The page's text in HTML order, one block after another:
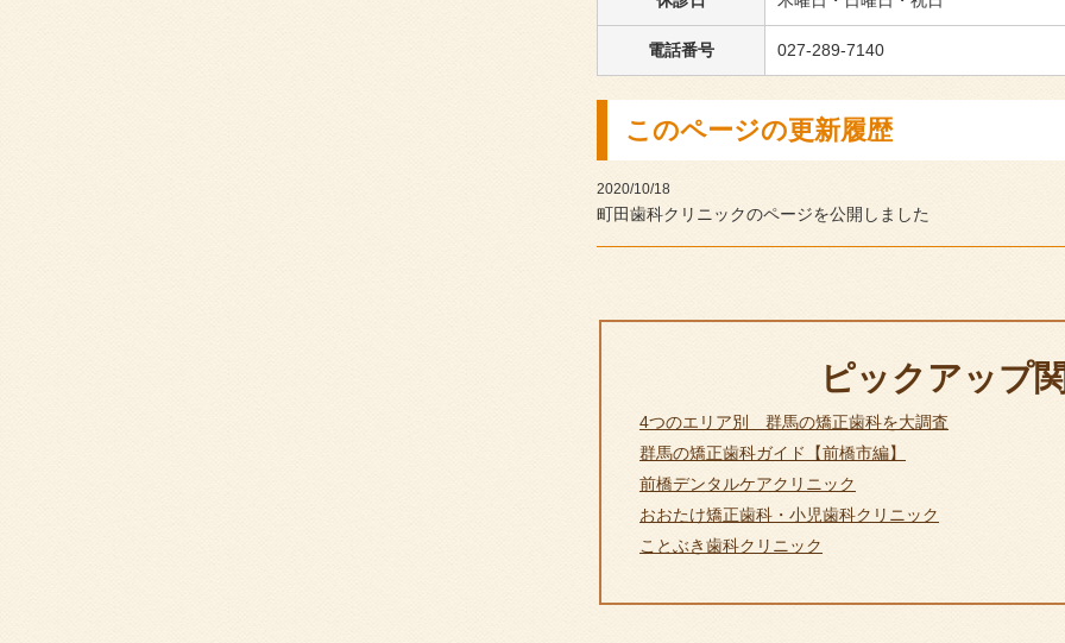
電話番号 027-289-7140
このページの更新履歴
2020/10/18
町田歯科クリニックのページを公開しました
ピックアップ
4つのエリア別 群馬の矯正歯科を大調査
群馬の矯正歯科ガイド【前橋市編】
前橋デンタルケアクリニック
おおたけ矯正歯科・小児歯科クリニック
ことぶき歯科クリニック